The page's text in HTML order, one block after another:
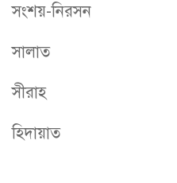
সংশয়-নিরসন
সালাত
সীরাহ
হিদায়াত